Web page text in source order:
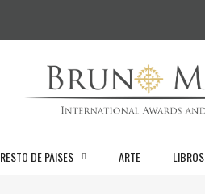
RESTO DE PAISES ARTE LIBROS